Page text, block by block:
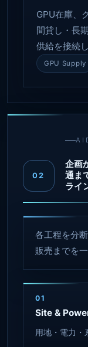
GPU在庫、
間貸し・長
供給を接続し
GPU Supply
02
企画
通ま
ライ
各工程を分
販売までを
01
Site &
用地・電力・